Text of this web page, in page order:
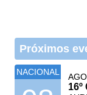
Próximos
NACIONAL
16º